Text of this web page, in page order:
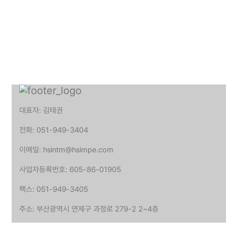
대표자: 김태권
전화: 051-949-3404
이메일: hsintm@hsimpe.com
사업자등록번호: 605-86-01905
팩스: 051-949-3405
주소: 부산광역시 연제구 과정로 279-2 2~4층